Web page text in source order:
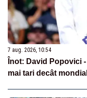
7 aug. 2026, 10:54
Înot: David Popovici
mai tari decât